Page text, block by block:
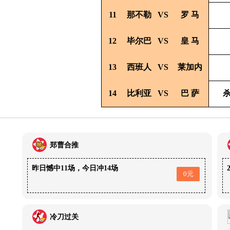
11 那不勒 VS 罗 马
12 毕尔巴 VS 皇 马
13 西班人 VS 莱加内
14 比利亚 VS 巴 萨
郑曹合推
昨日憾中11场，今日冲14场
0元
冷刀过关